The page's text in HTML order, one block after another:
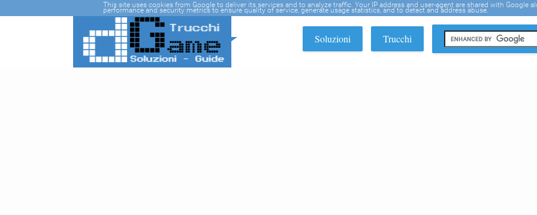
Soluzioni Trucchi
This site uses cookies from Google to deliver its services and to analyze traffic. Your IP address and user-agent are shared with Google
performance and security metrics to ensure quality of service, generate usage statistics, and to detect and address abuse.